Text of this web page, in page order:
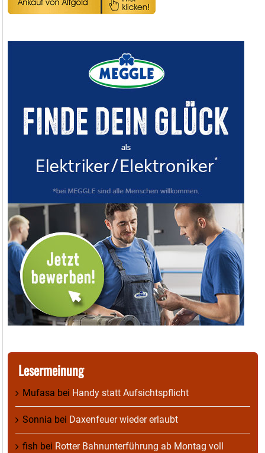
Lesermeinung
Mufasa bei Handy statt Aufsichtspflicht
Sonnia bei Daxenfeuer wieder erlaubt
fish bei Rotter Bahnunterführung ab Montag voll